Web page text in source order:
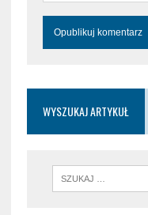
WYSZUKAJ ARTYKUŁ